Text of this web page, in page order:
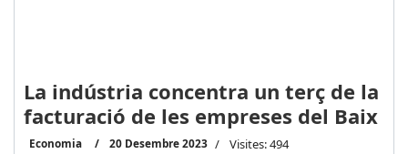
La indústria concentra un terç de la
facturació de les empreses del Baix
Economia 20 Desembre 2023 Visites: 494